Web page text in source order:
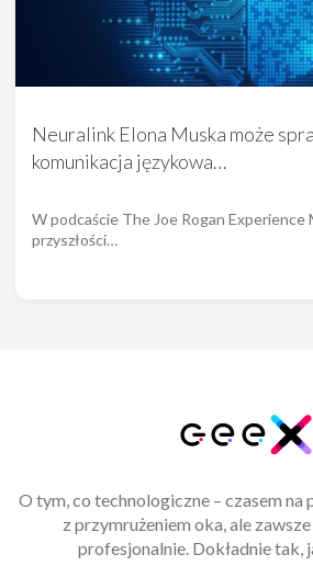
Neuralink Elona Muska może
komunikacja językowa…
W podcaście The Joe Rogan Experience
przyszłości…
O tym, co technologiczne – czasem na
z przymrużeniem oka, ale
profesjonalnie. Dokładnie tak,